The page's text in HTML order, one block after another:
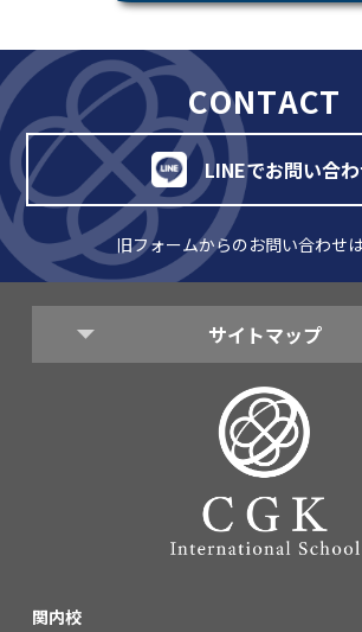
CONTACT
LINEでお問い合
旧フォームからのお問い合わせ
サイトマップ
関内校